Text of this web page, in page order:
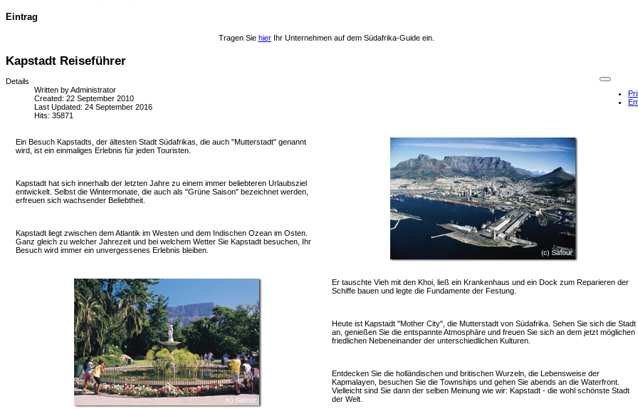
Eintrag
Tragen Sie hierIhr Unternehmen auf dem Südafrika-Guide ein.
Kapstadt Reiseführer
Details
Written byAdministrator
Created: 22 September 2010
Last Updated: 24 September 2016
Hits: 35871
Ein Besuch Kapstadts, der ältesten Stadt Südafrikas, die auch "Mutterstadt" genannt
wird, ist ein einmaliges Erlebnis für jeden Touristen.
Kapstadt hat sich innerhalb der letzten Jahre zu einem immer beliebteren Urlaubsziel
entwickelt. Selbst die Wintermonate, die auch als "Grüne Saison" bezeichnet werden,
erfreuen sich wachsender Beliebtheit.
Kapstadt liegt zwischen dem Atlantik im Westen und dem Indischen Ozean im Osten.
Ganz gleich zu welcher Jahrezeit und bei welchem Wetter Sie Kapstadt besuchen, Ihr
Besuch wird immer ein unvergessenes Erlebnis bleiben.
Er tauschte Vieh mit den Khoi, ließ ein Krankenhaus und ein Dock zum Reparieren der
Schiffe bauen und legte die Fundamente der Festung.
Heute ist Kapstadt "Mother City", die Mutterstadt von Südafrika. Sehen Sie sich die Stadt
an, genießen Sie die entspannte Atmosphäre und freuen Sie sich an dem jetzt möglichen
friedlichen Nebeneinander der unterschiedlichen Kulturen.
Entdecken Sie die holländischen und britischen Wurzeln, die Lebensweise der
Kapmalayen, besuchen Sie die Townships und gehen Sie abends an die Waterfront.
Vielleicht sind Sie dann der selben Meinung wie wir: Kapstadt - die wohl schönste Stadt
der Welt.